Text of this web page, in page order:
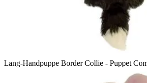
Lang-Handpuppe Border Collie - Puppet